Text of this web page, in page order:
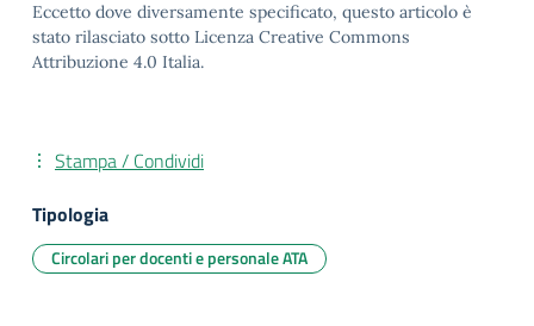
Eccetto dove diversamente specificato, questo articolo è
stato rilasciato sotto Licenza Creative Commons
Attribuzione 4.0 Italia.
Stampa / Condividi
Tipologia
Circolari per docenti e personale ATA